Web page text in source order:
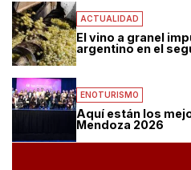
ACTUALIDAD
El vino a granel
argentino en el
ENOTURISMO
Aquí están los
Mendoza 2026